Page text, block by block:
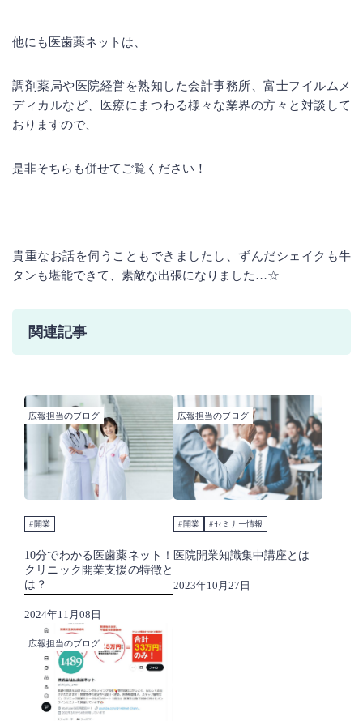
他にも医歯薬ネットは、
調剤薬局や医院経営を熟知した会計事務所、富士フイルムメ
ディカルなど、医療にまつわる様々な業界の方々と対談して
おりますので、
是非そちらも併せてご覧ください！
貴重なお話を伺うこともできましたし、ずんだシェイクも牛
タンも堪能できて、素敵な出張になりました…☆
関連記事
広報担当のブログ
開業
10分でわかる医歯薬ネット！
クリニック開業支援の特徴と
は？
2024年11月08日
広報担当のブログ
開業 セミナー情報
医院開業知識集中講座とは
2023年10月27日
広報担当のブログ